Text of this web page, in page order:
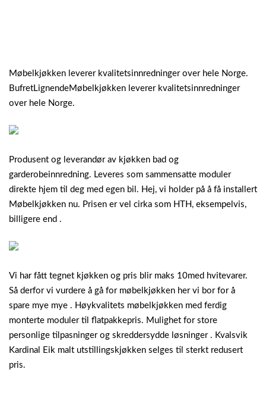
Møbelkjøkken leverer kvalitetsinnredninger over hele Norge.
BufretLignendeMøbelkjøkken leverer kvalitetsinnredninger
over hele Norge.
Produsent og leverandør av kjøkken bad og
garderobeinnredning. Leveres som sammensatte moduler
direkte hjem til deg med egen bil. Hej, vi holder på å få installert
Møbelkjøkken nu. Prisen er vel cirka som HTH, eksempelvis,
billigere end .
Vi har fått tegnet kjøkken og pris blir maks 10med hvitevarer.
Så derfor vi vurdere å gå for møbelkjøkken her vi bor for å
spare mye mye . Høykvalitets møbelkjøkken med ferdig
monterte moduler til flatpakkepris. Mulighet for store
personlige tilpasninger og skreddersydde løsninger . Kvalsvik
Kardinal Eik malt utstillingskjøkken selges til sterkt redusert
pris.